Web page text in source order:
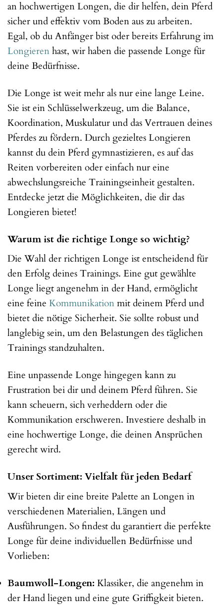
an hochwertigen Longen, die dir helfen, dein Pferd
sicher und effektiv vom Boden aus zu arbeiten.
Egal, ob du Anfänger bist oder bereits Erfahrung im
Longierenhast, wir haben die passende Longe für
deine Bedürfnisse.
Die Longe ist weit mehr als nur eine lange Leine.
Sie ist ein Schlüsselwerkzeug, um die Balance,
Koordination, Muskulatur und das Vertrauen deines
Pferdes zu fördern. Durch gezieltes Longieren
kannst du dein Pferd gymnastizieren, es auf das
Reiten vorbereiten oder einfach nur eine
abwechslungsreiche Trainingseinheit gestalten.
Entdecke jetzt die Möglichkeiten, die dir das
Longieren bietet!
Warum ist die richtige Longe so wichtig?
Die Wahl der richtigen Longe ist entscheidend für
den Erfolg deines Trainings. Eine gut gewählte
Longe liegt angenehm in der Hand, ermöglicht
eine feine Kommunikationmit deinem Pferd und
bietet die nötige Sicherheit. Sie sollte robust und
langlebig sein, um den Belastungen des täglichen
Trainings standzuhalten.
Eine unpassende Longe hingegen kann zu
Frustration bei dir und deinem Pferd führen. Sie
kann scheuern, sich verheddern oder die
Kommunikation erschweren. Investiere deshalb in
eine hochwertige Longe, die deinen Ansprüchen
gerecht wird.
Unser Sortiment: Vielfalt für jeden Bedarf
Wir bieten dir eine breite Palette an Longen in
verschiedenen Materialien, Längen und
Ausführungen. So findest du garantiert die perfekte
Longe für deine individuellen Bedürfnisse und
Vorlieben:
Baumwoll-Longen: Klassiker, die angenehm in
der Hand liegen und eine gute Griffigkeit bieten.